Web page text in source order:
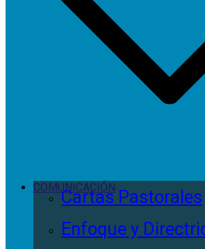
Cartas Pastorales
Enfoque y
COMUNICACIÓN